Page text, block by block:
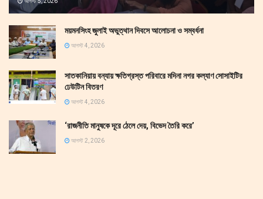
ময়মনসিংহ জুলাই অভুত্থান দিবসে আলোচনা ও সম্বর্ধনা
আগস্ট 4, 2026
সাতকানিয়ায় বন্যায় ক্ষতিগ্রস্ত পরিবারে মদিনা নগর কল্যাণ সোসাইটির
ঢেউটিন বিতরণ
আগস্ট 4, 2026
‘রাজনীতি মানুষকে দূরে ঠেলে দেয়, বিভেদ তৈরি করে’
আগস্ট 2, 2026